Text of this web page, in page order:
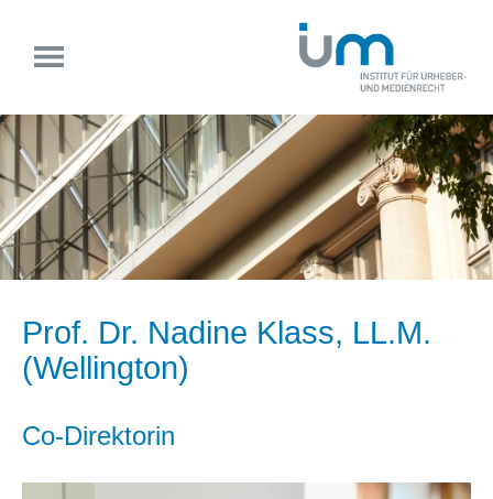
Prof. Dr. Nadine Klass, LL.M.
(Wellington)
Co-Direktorin